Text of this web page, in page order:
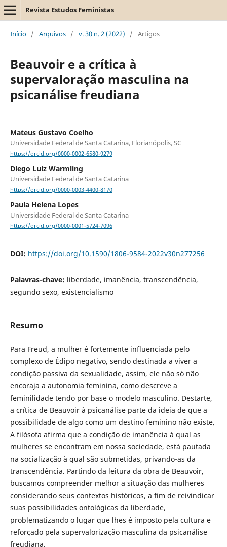
Revista Estudos Feministas
Início / Arquivos / v. 30 n. 2 (2022) / Artigos
Beauvoir e a crítica à
supervaloração masculina na
psicanálise freudiana
Mateus Gustavo Coelho
Universidade Federal de Santa Catarina, Florianópolis, SC
https://orcid.org/0000-0002-6580-9279
Diego Luiz Warmling
Universidade Federal de Santa Catarina
https://orcid.org/0000-0003-4400-8170
Paula Helena Lopes
Universidade Federal de Santa Catarina
https://orcid.org/0000-0001-5724-7096
DOI: https://doi.org/10.1590/1806-9584-2022v30n277256
Palavras-chave: liberdade, imanência, transcendência,
segundo sexo, existencialismo
Resumo
Para Freud, a mulher é fortemente influenciada pelo
complexo de Édipo negativo, sendo destinada a viver a
condição passiva da sexualidade, assim, ele não só não
encoraja a autonomia feminina, como descreve a
feminilidade tendo por base o modelo masculino. Destarte,
a crítica de Beauvoir à psicanálise parte da ideia de que a
possibilidade de algo como um destino feminino não existe.
A filósofa afirma que a condição de imanência à qual as
mulheres se encontram em nossa sociedade, está pautada
na socialização à qual são submetidas, privando-as da
transcendência. Partindo da leitura da obra de Beauvoir,
buscamos compreender melhor a situação das mulheres
considerando seus contextos históricos, a fim de reivindicar
suas possibilidades ontológicas da liberdade,
problematizando o lugar que lhes é imposto pela cultura e
reforçado pela supervalorização masculina da psicanálise
freudiana.